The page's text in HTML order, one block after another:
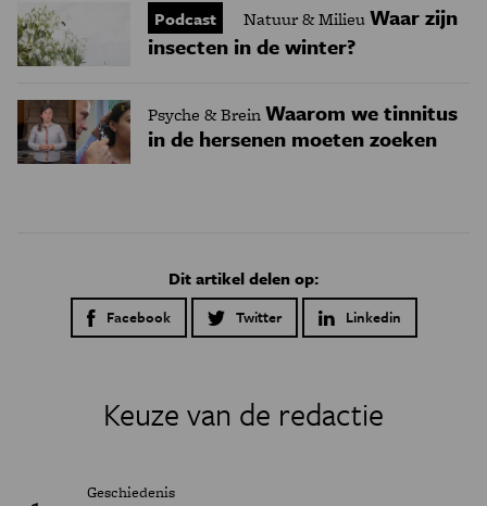
Podcast Natuur & MilieuWaar zijn
insecten in de winter?
Psyche & BreinWaarom we tinnitus
in de hersenen moeten zoeken
Dit artikel delen op:
Facebook Twitter Linkedin
Keuze van de redactie
Geschiedenis